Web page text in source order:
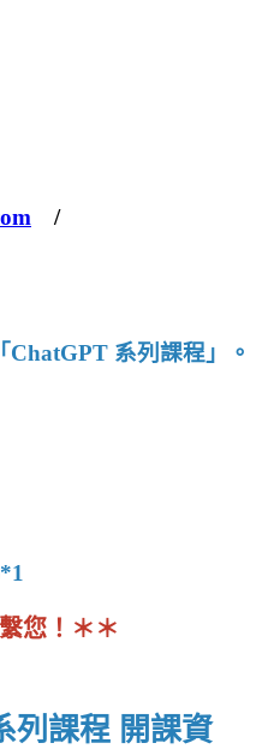
/
系列課程」。
您！＊＊
列課程 開課資